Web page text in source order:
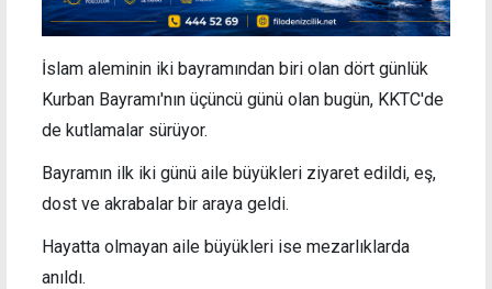
İslam aleminin iki bayramından biri olan dört günlük
Kurban Bayramı'nın üçüncü günü olan bugün, KKTC'de
de kutlamalar sürüyor.
Bayramın ilk iki günü aile büyükleri ziyaret edildi, eş,
dost ve akrabalar bir araya geldi.
Hayatta olmayan aile büyükleri ise mezarlıklarda
anıldı.